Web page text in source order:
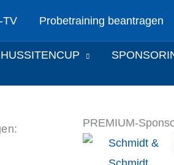
TV Probetraining beantragen
HUSSITENCUP
PREMIUM-